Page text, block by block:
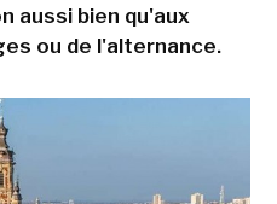
aussi bien qu'aux
ou de l'alternance.